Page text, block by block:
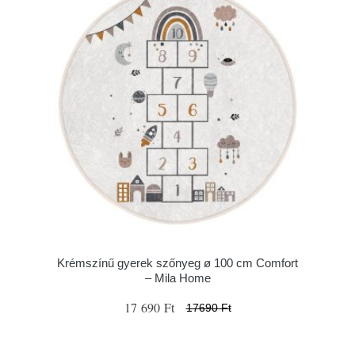
Krémszínű gyerek szőnyeg ø 100 cm Comfort
– Mila Home
17 690 Ft 17690 Ft